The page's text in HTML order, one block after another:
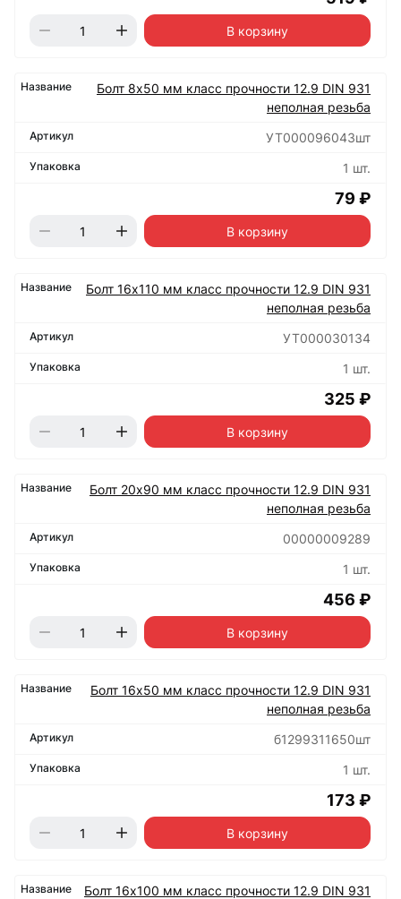
В корзину
Болт 8х50 мм класс прочности 12.9 DIN 931
неполная резьба
УТ000096043шт
1 шт.
79 ₽
В корзину
Болт 16х110 мм класс прочности 12.9 DIN 931
неполная резьба
УТ000030134
1 шт.
325 ₽
В корзину
Болт 20х90 мм класс прочности 12.9 DIN 931
неполная резьба
00000009289
1 шт.
456 ₽
В корзину
Болт 16х50 мм класс прочности 12.9 DIN 931
неполная резьба
б1299311650шт
1 шт.
173 ₽
В корзину
Болт 16х100 мм класс прочности 12.9 DIN 931